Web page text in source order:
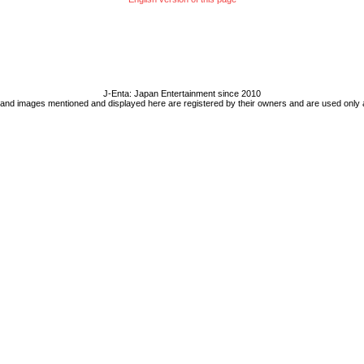
J-Enta: Japan Entertainment since 2010
images mentioned and displayed here are registered by their owners and are used only